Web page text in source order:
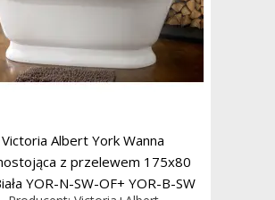
Victoria Albert York Wanna
z przelewem 175x80
YOR-N-SW-OF+ YOR-B-SW